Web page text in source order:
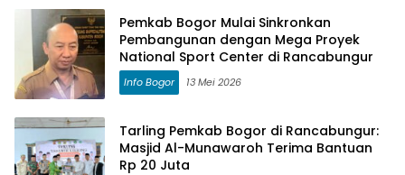
Pemkab Bogor Mulai Sinkronkan
Pembangunan dengan Mega Proyek
National Sport Center di Rancabungur
Info Bogor 13 Mei 2026
Tarling Pemkab Bogor di Rancabungur:
Masjid Al-Munawaroh Terima Bantuan
Rp 20 Juta